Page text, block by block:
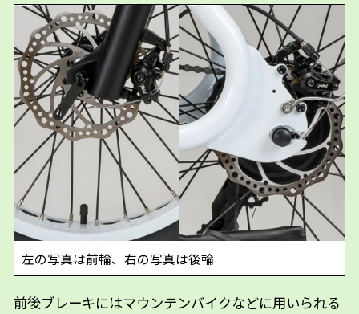
左の写真は前輪、右の写真は後輪
前後ブレーキにはマウンテンバイクなどに用いられる